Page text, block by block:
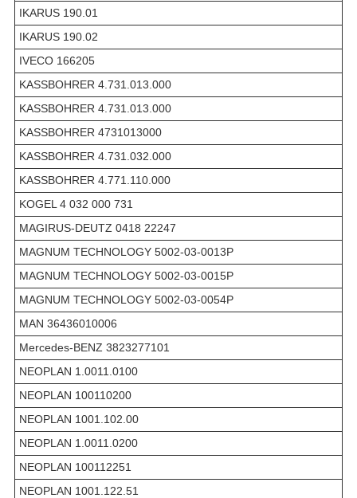
IKARUS 190.01
IKARUS 190.02
IVECO 166205
KASSBOHRER 4.731.013.000
KASSBOHRER 4.731.013.000
KASSBOHRER 4731013000
KASSBOHRER 4.731.032.000
KASSBOHRER 4.771.110.000
KOGEL 4 032 000 731
MAGIRUS-DEUTZ 0418 22247
MAGNUM TECHNOLOGY 5002-03-0013P
MAGNUM TECHNOLOGY 5002-03-0015P
MAGNUM TECHNOLOGY 5002-03-0054P
MAN 36436010006
Mercedes-BENZ 3823277101
NEOPLAN 1.0011.0100
NEOPLAN 100110200
NEOPLAN 1001.102.00
NEOPLAN 1.0011.0200
NEOPLAN 100112251
NEOPLAN 1001.122.51